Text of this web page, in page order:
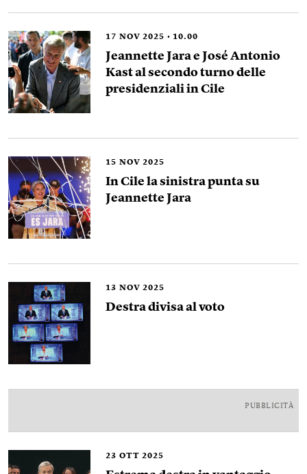
17 NOV 2025 10.00
Jeannette Jara e José Antonio
Kast al secondo turno delle
presidenziali in Cile
15 NOV 2025
In Cile la sinistra punta su
Jeannette Jara
13 NOV 2025
Destra divisa al voto
PUBBLICITÀ
23 OTT 2025